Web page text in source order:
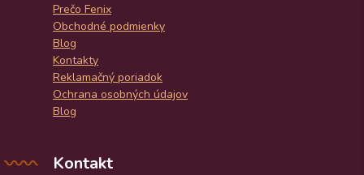
Prečo Fenix
Obchodné podmienky
Blog
Kontakty
Reklamačný poriadok
Ochrana osobných údajov
Blog
Kontakt